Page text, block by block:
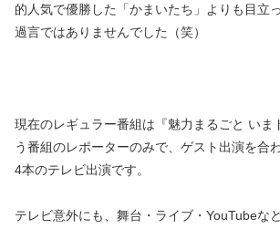
的人気で優勝した「かまいたち」よりも目立
過言ではありませんでした（笑）
現在のレギュラー番組は『魅力まるごと いま
う番組のレポーターのみで、ゲスト出演を合
4本のテレビ出演です。
テレビ意外にも、舞台・ライブ・YouTubeな